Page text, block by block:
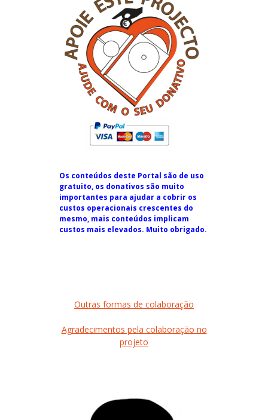
Os conteúdos deste Portal são de uso
gratuito, os donativos são muito
importantes para ajudar a cobrir os
custos operacionais crescentes do
mesmo, mais conteúdos implicam
custos mais elevados. Muito obrigado.
Outras formas de colaboração
Agradecimentos pela colaboração no
projeto